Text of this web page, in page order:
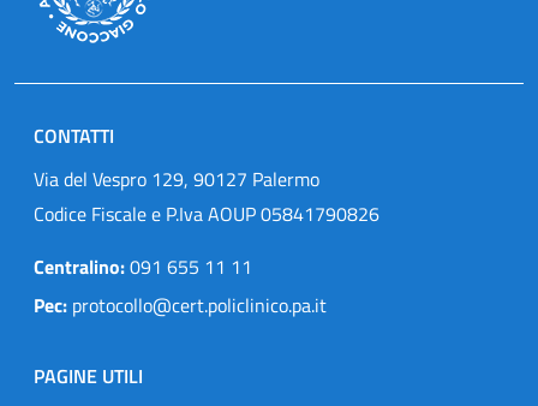
CONTATTI
Via del Vespro 129, 90127 Palermo
Codice Fiscale e P.Iva AOUP 05841790826
Centralino:091 655 11 11
Pec: protocollo@cert.policlinico.pa.it
PAGINE UTILI